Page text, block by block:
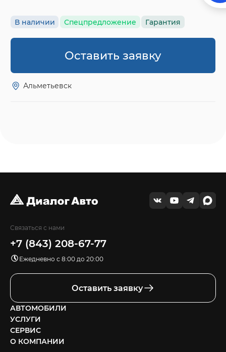
В наличии Спецпредложение Гарантия
Оставить заявку
Альметьевск
Связаться с нами
+7 (843) 208-67-77
Ежедневно с 8:00 до 20:00
Оставить заявку
АВТОМОБИЛИ
УСЛУГИ
СЕРВИС
О КОМПАНИИ